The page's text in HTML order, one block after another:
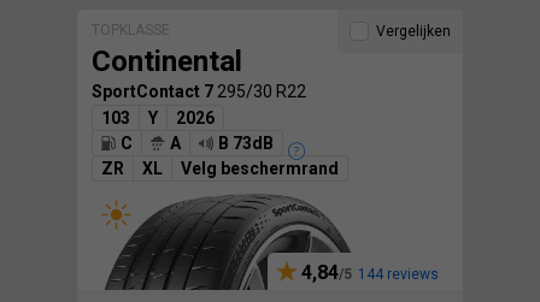
TOPKLASSE
Continental
SportContact 7 295/30 R22
103
Y
2026
C
A
B 73dB
ZR
XL Velg beschermrand
4,84 144 reviews
Vergelijken